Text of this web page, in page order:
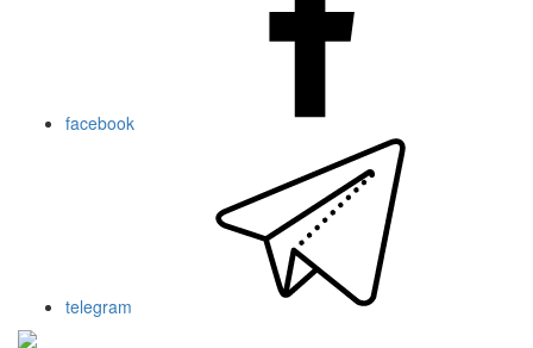
facebook
telegram